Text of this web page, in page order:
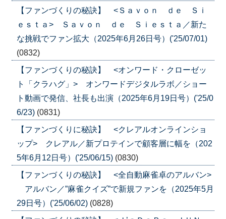
【ファンづくりの秘訣】 <Ｓａｖｏｎ ｄｅ Ｓｉ
ｅｓｔａ> Ｓａｖｏｎ ｄｅ Ｓｉｅｓｔａ／新た
な挑戦でファン拡大（2025年6月26日号）('25/07/01)
(0832)
【ファンづくりの秘訣】 <オンワード・クローゼッ
ト「クラハグ」> オンワードデジタルラボ／ショー
ト動画で発信、社長も出演（2025年6月19日号）('25/0
6/23) (0831)
【ファンづくりに秘訣】 <クレアルオンラインショ
ップ> クレアル／新プロテインで顧客層に幅を（202
5年6月12日号）('25/06/15) (0830)
【ファンづくりの秘訣】 <全自動麻雀卓のアルバン>
アルバン／”麻雀クイズ”で新規ファンを（2025年5月
29日号）('25/06/02) (0828)